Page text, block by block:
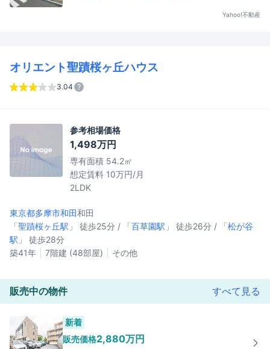
Yahoo!不動産
オリエント聖蹟桜ヶ丘ハウス
3.04
参考相場価格
1,498万円
専有面積 54.2㎡
想定賃料 10万円/月
2LDK
東京都多摩市和田和田
「聖蹟桜ヶ丘駅 」 徒歩25分 / 「百草園駅 」 徒歩26分 / 「松が谷
駅 」 徒歩28分
築41年
7階建 (48部屋) その他
販売中の物件 すべて見る
新着
販売価格2,880万円